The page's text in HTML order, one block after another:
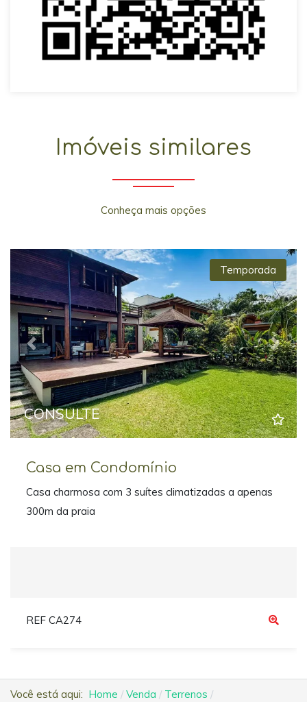
Imóveis similares
Conheça mais opções
Previous Next
Temporada
CONSULTE
Casa em Condomínio
Casa charmosa com 3 suítes climatizadas a apenas
300m da praia
REF CA274
Você está aqui: Home Venda
Terrenos